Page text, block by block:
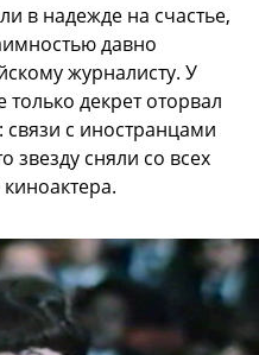
в надежде на счастье,
давно
журналисту. У
декрет оторвал
связи с иностранцами
звезду сняли со всех